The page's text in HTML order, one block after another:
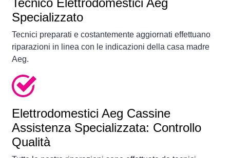
Tecnico Elettrodomestici Aeg
Specializzato
Tecnici preparati e costantemente aggiornati effettuano
riparazioni in linea con le indicazioni della casa madre
Aeg.
Elettrodomestici Aeg Cassine
Assistenza Specializzata: Controllo
Qualità